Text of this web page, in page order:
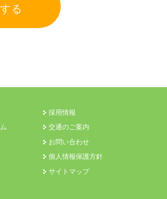
る
採用情報
交通のご案内
お問い合わせ
個人情報保護方針
サイトマップ